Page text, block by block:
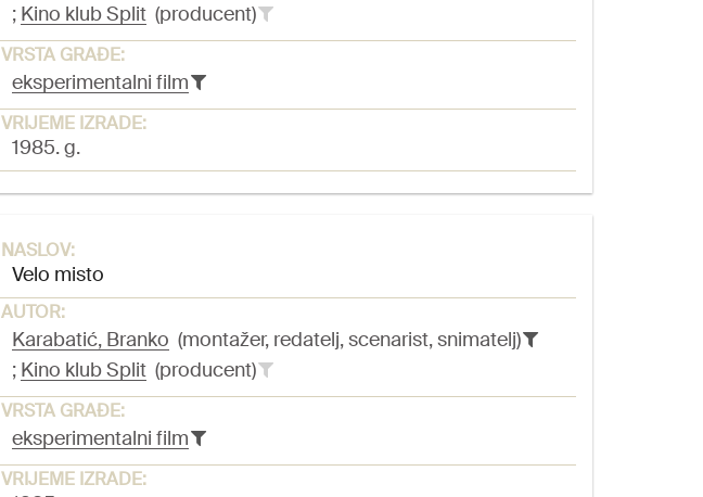
; Kino klub Split(producent)
VRSTA GRAĐE:
eksperimentalni film
VRIJEME IZRADE:
1985. g.
NASLOV:
Velo misto
AUTOR:
Karabatić, Branko (montažer, redatelj, scenarist, snimatelj)
; Kino klub Split(producent)
VRSTA GRAĐE:
eksperimentalni film
VRIJEME IZRADE: